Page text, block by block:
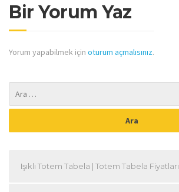
Bir Yorum Yaz
Yorum yapabilmek için oturum açmalısınız.
Işıklı Totem Tabela | Totem Tabela Fiyatları